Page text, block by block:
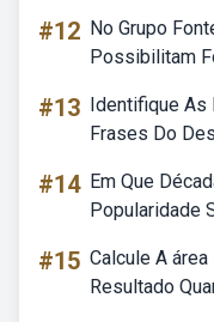
#12 No Grupo
Possibilitam
#13 Identifique As
Frases Do
#14 Em Que
Popularidade
#15 Calcule A
Resultado